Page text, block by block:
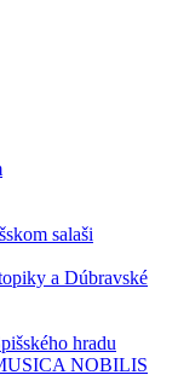
salaši
a Dúbravské
hradu
NOBILIS